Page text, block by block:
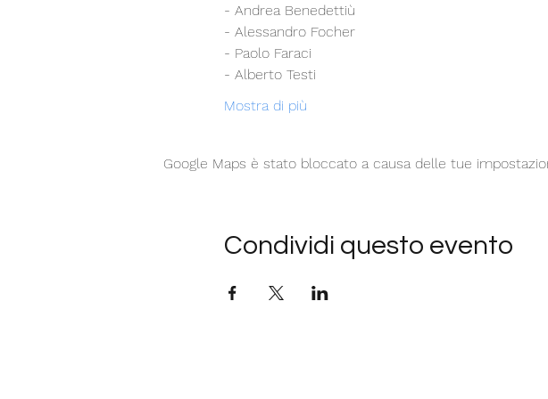
- Andrea Benedettiù
- Alessandro Focher
- Paolo Faraci
- Alberto Testi
Mostra di più
Google Maps è stato bloccato a causa delle tue
Condividi questo evento